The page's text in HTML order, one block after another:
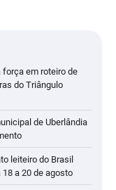
força em roteiro de
do Triângulo
de Uberlândia
leiteiro do Brasil
a 20 de agosto